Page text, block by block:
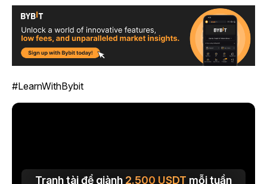
#LearnWithBybit
Tranh tài để giành 2.500 USDT mỗi tuần